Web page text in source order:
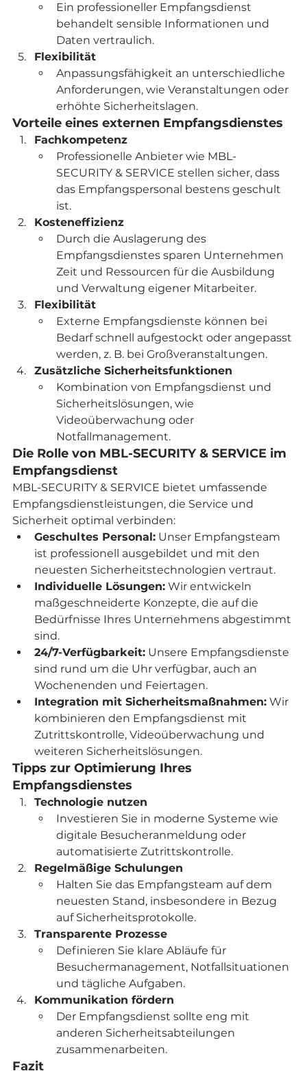
Ein professioneller Empfangsdienst
behandelt sensible Informationen und
Daten vertraulich.
Flexibilität
Anpassungsfähigkeit an unterschiedliche
Anforderungen, wie Veranstaltungen oder
erhöhte Sicherheitslagen.
Vorteile eines externen Empfangsdienstes
Fachkompetenz
Professionelle Anbieter wie MBL-
SECURITY & SERVICE stellen sicher, dass
das Empfangspersonal bestens geschult
ist.
Kosteneffizienz
Durch die Auslagerung des
Empfangsdienstes sparen Unternehmen
Zeit und Ressourcen für die Ausbildung
und Verwaltung eigener Mitarbeiter.
Flexibilität
Externe Empfangsdienste können bei
Bedarf schnell aufgestockt oder angepasst
werden, z. B. bei Großveranstaltungen.
Zusätzliche Sicherheitsfunktionen
Kombination von Empfangsdienst und
Sicherheitslösungen, wie
Videoüberwachung oder
Notfallmanagement.
Die Rolle von MBL-SECURITY & SERVICE im
Empfangsdienst
MBL-SECURITY & SERVICE bietet umfassende
Empfangsdienstleistungen, die Service und
Sicherheit optimal verbinden:
Geschultes Personal: Unser Empfangsteam
ist professionell ausgebildet und mit den
neuesten Sicherheitstechnologien vertraut.
Individuelle Lösungen: Wir entwickeln
maßgeschneiderte Konzepte, die auf die
Bedürfnisse Ihres Unternehmens abgestimmt
sind.
24/7-Verfügbarkeit: Unsere Empfangsdienste
sind rund um die Uhr verfügbar, auch an
Wochenenden und Feiertagen.
Integration mit Sicherheitsmaßnahmen: Wir
kombinieren den Empfangsdienst mit
Zutrittskontrolle, Videoüberwachung und
weiteren Sicherheitslösungen.
Tipps zur Optimierung Ihres
Empfangsdienstes
Technologie nutzen
Investieren Sie in moderne Systeme wie
digitale Besucheranmeldung oder
automatisierte Zutrittskontrolle.
Regelmäßige Schulungen
Halten Sie das Empfangsteam auf dem
neuesten Stand, insbesondere in Bezug
auf Sicherheitsprotokolle.
Transparente Prozesse
Definieren Sie klare Abläufe für
Besuchermanagement, Notfallsituationen
und tägliche Aufgaben.
Kommunikation fördern
Der Empfangsdienst sollte eng mit
anderen Sicherheitsabteilungen
zusammenarbeiten.
Fazit